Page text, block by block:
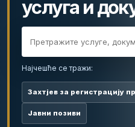
услуга и
Најчешће се тражи:
Захтјев за регистрацију
Јавни позиви